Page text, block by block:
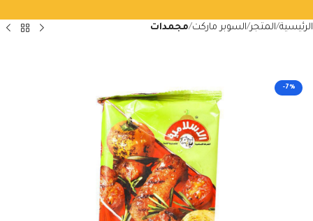
الرئيسية المتجر السوبر ماركت مجمدات
-7%